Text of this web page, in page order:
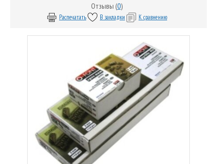
Отзывы (0)
Распечатать В закладки К сравнению